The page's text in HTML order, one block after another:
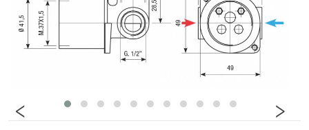
‹ ›